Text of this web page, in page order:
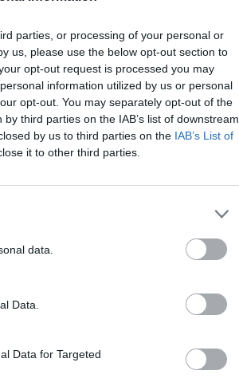
parties, or processing of your personal or
us, please use the below opt-out section to
opt-out request is processed you may
information utilized by us or personal
opt-out. You may separately opt-out of the
third parties on the IAB’s list of downstream
by us to third parties on the IAB’s List of
it to other third parties.
data.
Data.
Data for Targeted
Aesthesis